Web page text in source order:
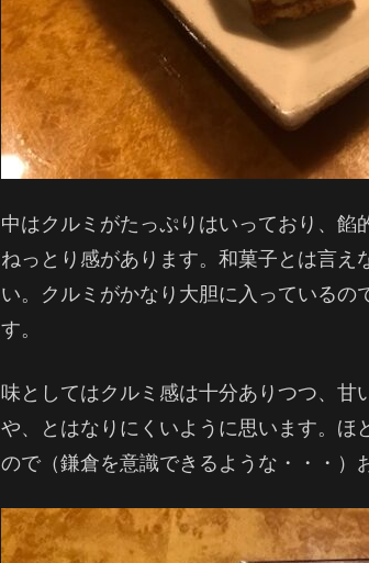
中はクルミがたっぷりはいっており、
ねっとり感があります。和菓子とは言
い。クルミがかなり大胆に入っている
す。
味としてはクルミ感は十分ありつつ、甘
や、とはなりにくいように思います。ほ
ので（鎌倉を意識できるような・・・）